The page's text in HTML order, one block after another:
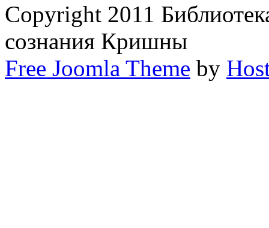
Copyright 2011
сознания Кришны
Free Joomla Theme by